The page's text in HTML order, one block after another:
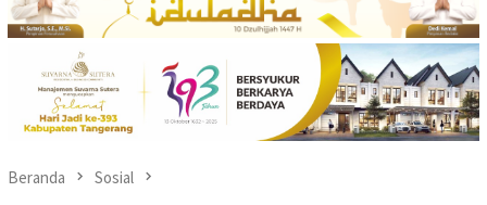
Beranda Sosial